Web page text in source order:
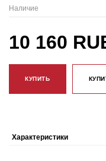
Наличие
10 160
КУПИТЬ
Характеристики